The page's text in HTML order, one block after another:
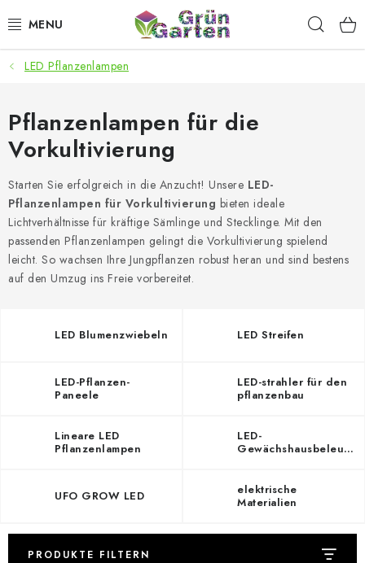
Inhalt
ANGEBOTE
LED PFLANZENLAMPEN
ANBAUBEDARF FÜR DEN HEIMANBAU
AQUARISTIK
MICROGREENS
SMARTER GARTEN
Geschäftsbewertung Kaufberatung AGB
Blog
LED Pflanzenlampen
Pflanzenlampen für die
Vorkultivierung
Starten Sie erfolgreich in die Anzucht! Unsere LED-
Pflanzenlampen für Vorkultivierung bieten ideale
Lichtverhältnisse für kräftige Sämlinge und Stecklinge. Mit den
passenden Pflanzenlampen gelingt die Vorkultivierung spielend
leicht. So wachsen Ihre Jungpflanzen robust heran und sind bestens
auf den Umzug ins Freie vorbereitet.
LED Blumenzwiebeln LED Streifen
LED-Pflanzen-
Paneele
LED-strahler für den
pflanzenbau
Lineare LED
Pflanzenlampen
LED-
Gewächshausbeleuchtung
UFO GROW LED
elektrische
Materialien
PRODUKTE FILTERN